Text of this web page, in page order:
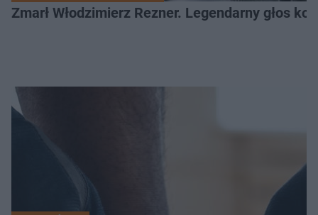
Zmarł Włodzimierz Rezner. Legendarny głos